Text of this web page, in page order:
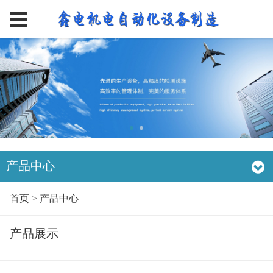
产品中心
首页> 产品中心
产品展示